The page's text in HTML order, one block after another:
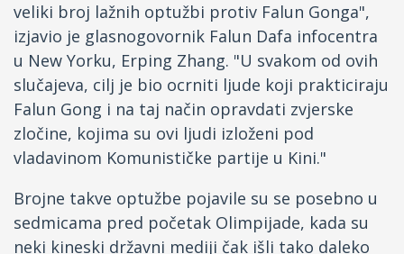
veliki broj lažnih optužbi protiv Falun Gonga",
izjavio je glasnogovornik Falun Dafa infocentra
u New Yorku, Erping Zhang. "U svakom od ovih
slučajeva, cilj je bio ocrniti ljude koji prakticiraju
Falun Gong i na taj način opravdati zvjerske
zločine, kojima su ovi ljudi izloženi pod
vladavinom Komunističke partije u Kini."
Brojne takve optužbe pojavile su se posebno u
sedmicama pred početak Olimpijade, kada su
neki kineski državni mediji čak išli tako daleko